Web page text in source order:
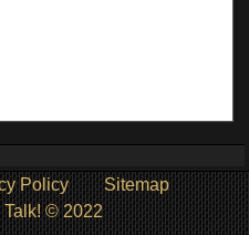
Policy
Sitemap
© 2022